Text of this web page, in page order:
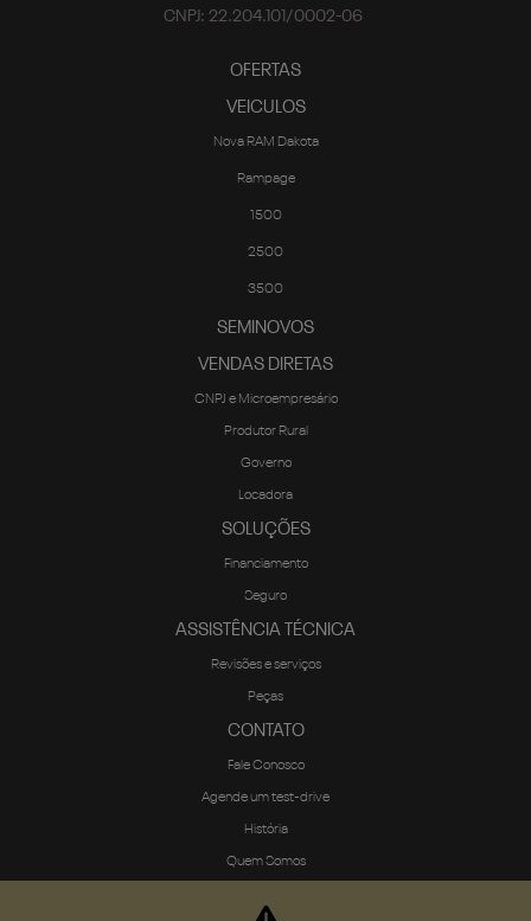
CNPJ: 22.204.101/0002-06
OFERTAS
VEICULOS
Nova RAM Dakota
Rampage
1500
2500
3500
SEMINOVOS
VENDAS DIRETAS
CNPJ e Microempresário
Produtor Rural
Governo
Locadora
SOLUÇÕES
Financiamento
Seguro
ASSISTÊNCIA TÉCNICA
Revisões e serviços
Peças
CONTATO
Fale Conosco
Agende um test-drive
História
Quem Somos